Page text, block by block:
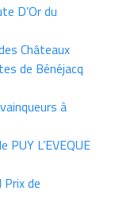
D’Or du
Châteaux
de Bénéjacq
à
L’EVEQUE
Prix de